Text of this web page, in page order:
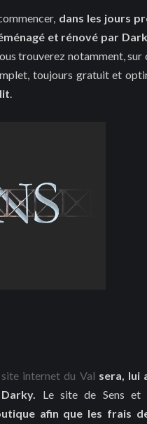
dans les jours
et rénové par
trouverez notamment, sur
toujours gratuit et
.
site internet du Val sera, lui
Le site de Sens
afin que les frais